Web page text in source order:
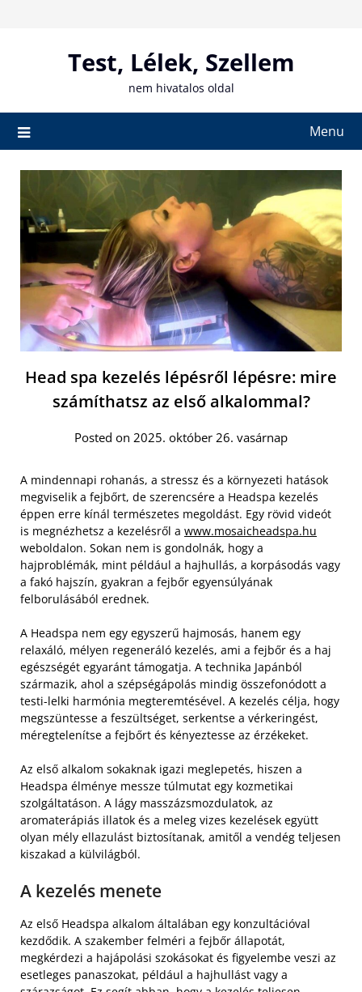
Test, Lélek, Szellem
nem hivatalos oldal
Menu
Head spa kezelés lépésről lépésre: mire
számíthatsz az első alkalommal?
Posted on 2025. október 26. vasárnap
A mindennapi rohanás, a stressz és a környezeti hatások
megviselik a fejbőrt, de szerencsére a Headspa kezelés
éppen erre kínál természetes megoldást. Egy rövid videót
is megnézhetsz a kezelésről a www.mosaicheadspa.hu
weboldalon. Sokan nem is gondolnák, hogy a
hajproblémák, mint például a hajhullás, a korpásodás vagy
a fakó hajszín, gyakran a fejbőr egyensúlyának
felborulásából erednek.
A Headspa nem egy egyszerű hajmosás, hanem egy
relaxáló, mélyen regeneráló kezelés, ami a fejbőr és a haj
egészségét egyaránt támogatja. A technika Japánból
származik, ahol a szépségápolás mindig összefonódott a
testi-lelki harmónia megteremtésével. A kezelés célja, hogy
megszüntesse a feszültséget, serkentse a vérkeringést,
méregtelenítse a fejbőrt és kényeztesse az érzékeket.
Az első alkalom sokaknak igazi meglepetés, hiszen a
Headspa élménye messze túlmutat egy kozmetikai
szolgáltatáson. A lágy masszázsmozdulatok, az
aromaterápiás illatok és a meleg vizes kezelések együtt
olyan mély ellazulást biztosítanak, amitől a vendég teljesen
kiszakad a külvilágból.
A kezelés menete
Az első Headspa alkalom általában egy konzultációval
kezdődik. A szakember felméri a fejbőr állapotát,
megkérdezi a hajápolási szokásokat és figyelembe veszi az
esetleges panaszokat, például a hajhullást vagy a